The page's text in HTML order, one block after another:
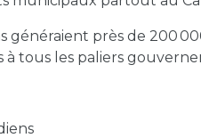
généraient près de 200
à tous les paliers